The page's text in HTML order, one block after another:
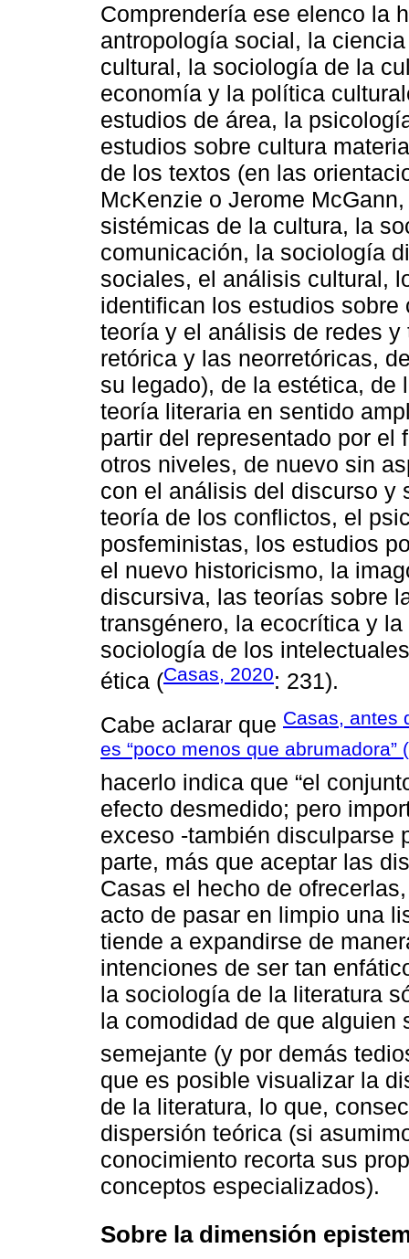
Comprendería ese elenco la
antropología social, la
cultural, la sociología de la
economía y la política
estudios de área, la
estudios sobre cultura
de los textos (en las
McKenzie o Jerome
sistémicas de la cultura, la
comunicación, la sociología
sociales, el análisis cultural,
identifican los estudios
teoría y el análisis de redes
retórica y las neorretóricas,
su legado), de la estética, de
teoría literaria en sentido
partir del representado por el
otros niveles, de nuevo sin
con el análisis del discurso y
teoría de los conflictos, el
posfeministas, los estudios
el nuevo historicismo, la
discursiva, las teorías sobre
transgénero, la ecocrítica y
sociología de los
ética (Casas, 2020: 231).
Cabe aclarar que Casas, antes
es “poco menos que abrumadora”
hacerlo indica que “el
efecto desmedido; pero
exceso -también disculparse
parte, más que aceptar las
Casas el hecho de
acto de pasar en limpio una
tiende a expandirse de
intenciones de ser tan
la sociología de la literatura
la comodidad de que alguien
semejante (y por demás
que es posible visualizar la
de la literatura, lo que,
dispersión teórica (si
conocimiento recorta sus
conceptos especializados).
Sobre la dimensión